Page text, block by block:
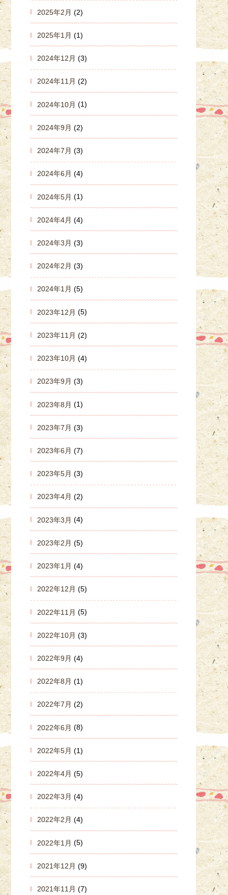
2025年2月 (2)
2025年1月 (1)
2024年12月 (3)
2024年11月 (2)
2024年10月 (1)
2024年9月 (2)
2024年7月 (3)
2024年6月 (4)
2024年5月 (1)
2024年4月 (4)
2024年3月 (3)
2024年2月 (3)
2024年1月 (5)
2023年12月 (5)
2023年11月 (2)
2023年10月 (4)
2023年9月 (3)
2023年8月 (1)
2023年7月 (3)
2023年6月 (7)
2023年5月 (3)
2023年4月 (2)
2023年3月 (4)
2023年2月 (5)
2023年1月 (4)
2022年12月 (5)
2022年11月 (5)
2022年10月 (3)
2022年9月 (4)
2022年8月 (1)
2022年7月 (2)
2022年6月 (8)
2022年5月 (1)
2022年4月 (5)
2022年3月 (4)
2022年2月 (4)
2022年1月 (5)
2021年12月 (9)
2021年11月 (7)